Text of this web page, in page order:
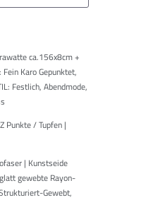
ca.156x8cm +
Karo Gepunktet,
Festlich, Abendmode,
Punkte / Tupfen |
| Kunstseide
gewebte Rayon-
Gewebt,